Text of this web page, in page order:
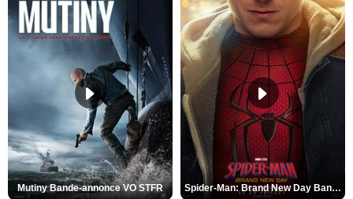
Mutiny Bande-annonce VO STFR Spider-Man: Brand New Day Bande-annonce VO STFR